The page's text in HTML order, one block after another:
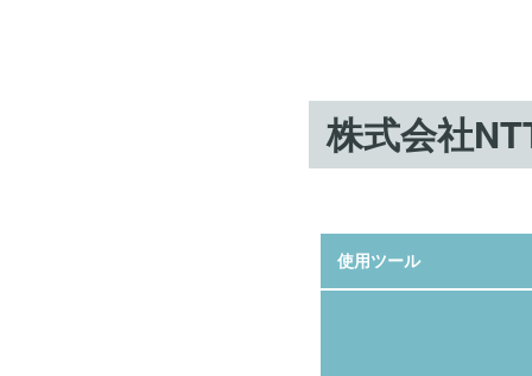
株式会社
使用ツール